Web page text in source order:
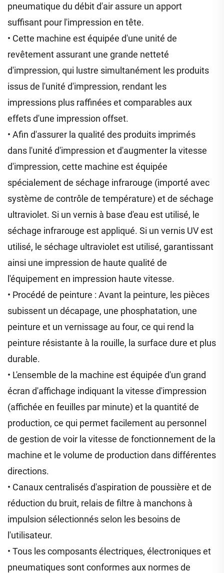
pneumatique du débit d'air assure un apport
suffisant pour l'impression en tête.
• Cette machine est équipée d'une unité de
revêtement assurant une grande netteté
d'impression, qui lustre simultanément les produits
issus de l'unité d'impression, rendant les
impressions plus raffinées et comparables aux
effets d'une impression offset.
• Afin d'assurer la qualité des produits imprimés
dans l'unité d'impression et d'augmenter la vitesse
d'impression, cette machine est équipée
spécialement de séchage infrarouge (importé avec
système de contrôle de température) et de séchage
ultraviolet. Si un vernis à base d'eau est utilisé, le
séchage infrarouge est appliqué. Si un vernis UV est
utilisé, le séchage ultraviolet est utilisé, garantissant
ainsi une impression de haute qualité de
l'équipement en impression haute vitesse.
• Procédé de peinture : Avant la peinture, les pièces
subissent un décapage, une phosphatation, une
peinture et un vernissage au four, ce qui rend la
peinture résistante à la rouille, la surface dure et plus
durable.
• L'ensemble de la machine est équipée d'un grand
écran d'affichage indiquant la vitesse d'impression
(affichée en feuilles par minute) et la quantité de
production, ce qui permet facilement au personnel
de gestion de voir la vitesse de fonctionnement de la
machine et le volume de production dans différentes
directions.
• Canaux centralisés d'aspiration de poussière et de
réduction du bruit, relais de filtre à manchons à
impulsion sélectionnés selon les besoins de
l'utilisateur.
• Tous les composants électriques, électroniques et
pneumatiques sont conformes aux normes de